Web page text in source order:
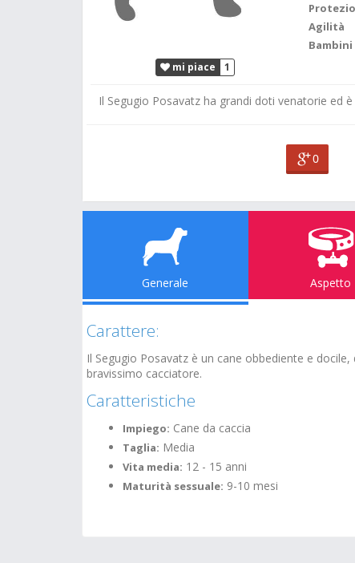
mi piace 1
Agilità
Bambini
Il Segugio Posavatz ha grandi doti venatorie ed
0
Generale Aspetto
Carattere:
Il Segugio Posavatz è un cane obbediente e
bravissimo cacciatore.
Caratteristiche
Impiego: Cane da caccia
Taglia: Media
Vita media: 12 - 15 anni
Maturità sessuale: 9-10 mesi